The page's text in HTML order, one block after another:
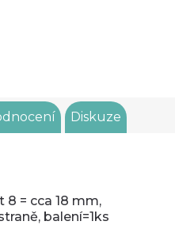
Diskuze
8 = cca 18 mm,
balení=1ks